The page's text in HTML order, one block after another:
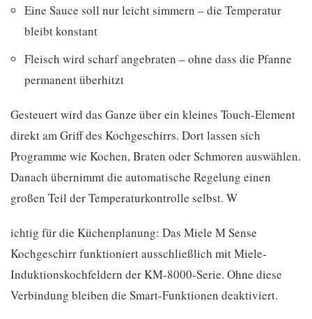
Eine Sauce soll nur leicht simmern – die Temperatur
bleibt konstant
Fleisch wird scharf angebraten – ohne dass die Pfanne
permanent überhitzt
Gesteuert wird das Ganze über ein kleines Touch-Element
direkt am Griff des Kochgeschirrs. Dort lassen sich
Programme wie Kochen, Braten oder Schmoren auswählen.
Danach übernimmt die automatische Regelung einen
großen Teil der Temperaturkontrolle selbst. W
ichtig für die Küchenplanung: Das Miele M Sense
Kochgeschirr funktioniert ausschließlich mit Miele-
Induktionskochfeldern der KM-8000-Serie. Ohne diese
Verbindung bleiben die Smart-Funktionen deaktiviert.